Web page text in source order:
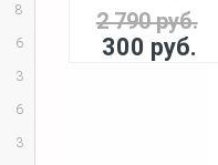
8
6
3
6
3
2 790 руб.
300 руб.